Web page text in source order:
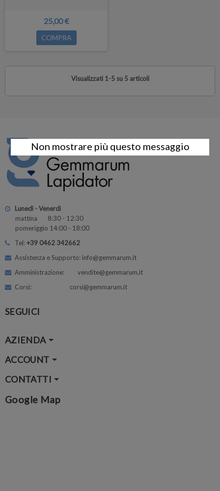
25,00 €
COMPRA
Visualizzati 1-5 su 5 articoli
Lunedì - Venerdì
mattina 8:30 - 12:30
pomeriggio 14:00 - 18:00
Tel:+39 0462 342662
Assistenza e Supporto: info@gemmarum.it
Amministrazione: vendite@gemmarum.it
Corsi: corsi@gemmarum.it
SEGUICI
AZIENDA
ACCOUNT
CONTATTI
Google Map
Non mostrare più questo messaggio